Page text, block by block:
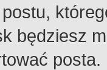
będziesz
posta.